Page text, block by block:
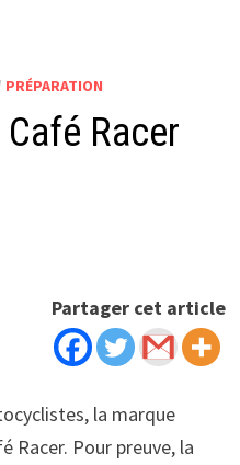
PRÉPARATION
Racer
Partager cet article
la marque
Racer. Pour preuve, la